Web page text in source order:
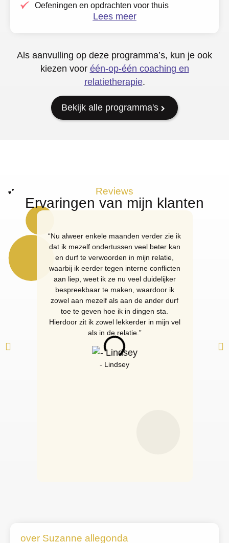
Oefeningen en opdrachten voor thuis
Lees meer
Als aanvulling op deze programma’s, kun je ook
kiezen voor één-op-één coaching en
relatietherapie.
Bekijk alle programma's
Reviews
Ervaringen van mijn klanten
“Nu alweer enkele maanden verder zie ik
dat ik mezelf ondertussen veel beter kan
en durf te verwoorden in mijn relatie,
waarbij ik eerder tegen interne conflicten
aan liep, weet ik ze nu veel duidelijker
bespreekbaar te maken, waardoor ik
zowel aan mezelf als aan de ander durf
toe te geven hoe ik in dingen sta.
Hierdoor zit ik zowel lekkerder in mijn vel
als in de relatie.”
- Lindsey
over Suzanne allegonda